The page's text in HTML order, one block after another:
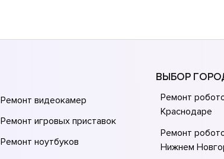
Ремонт видеокамер
Ремонт игровых приставок
Ремонт ноутбуков
ВЫБОР
Ремонт
Краснодаре
Ремонт
Нижнем